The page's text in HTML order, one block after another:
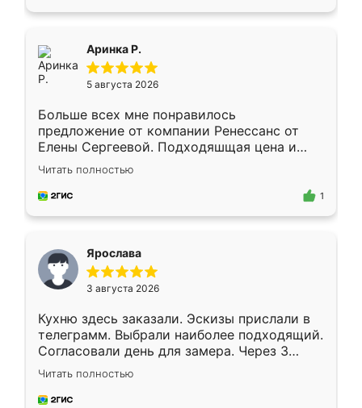
Аринка Р.
5 августа 2026
Больше всех мне понравилось
предложение от компании Ренессанс от
Елены Сергеевой. Подходяшщая цена и
короткие сроки изготовления. Приехавший
для замера сотрудник Владислав
предложил по моему эскизу самый
Читать полностью
1
Ярослава
3 августа 2026
Кухню здесь заказали. Эскизы прислали в
телеграмм. Выбрали наиболее подходящий.
Согласовали день для замера. Через 3
недели кухня была уже готова. Остались
довольны работой. Спасибо Ренессанс
мебель за качественную работу!
Читать полностью